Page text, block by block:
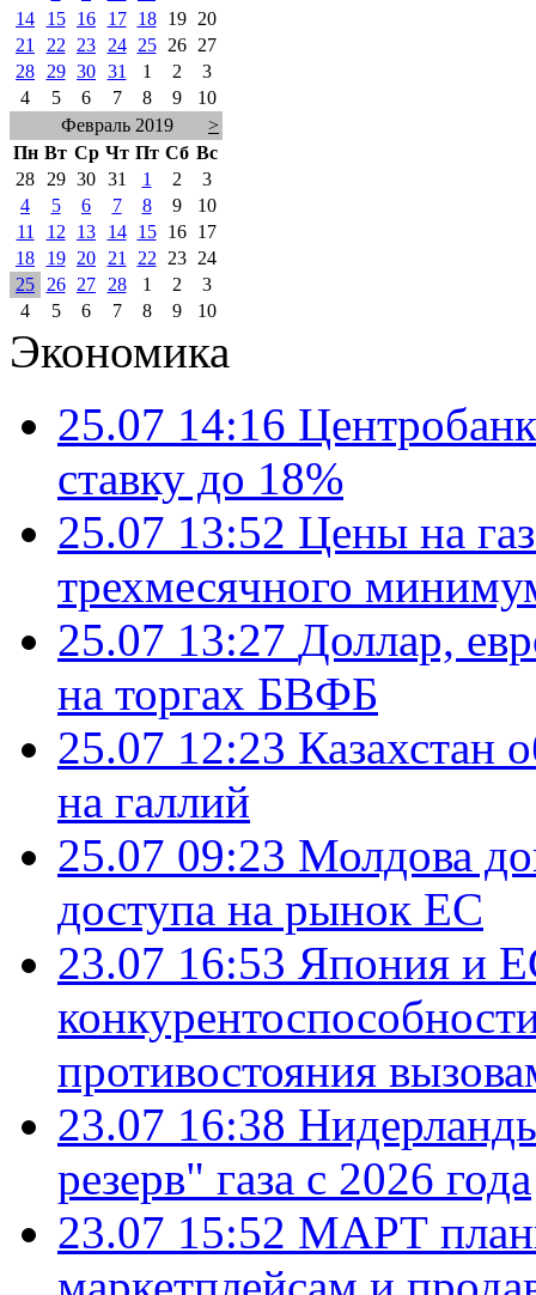
14
15 16 17 18 19
20
21
22 23 24 25 26
27
28
29 30 31 1 2
3
4
5 6 7 8 9
10
Февраль 2019
>
Пн Вт Ср Чт Пт Сб Вс
28
29 30 31 1 2
3
4
5 6 7 8 9
10
11
12 13 14 15 16
17
18
19 20 21 22 23
24
25
26 27 28 1 2
3
4
5 6 7 8 9 10
Экономика
25.07 14:16
ставку до 18%
25.07 13:52 Цены на
трехмесячного
25.07 13:27 Доллар,
на торгах БВФБ
25.07 12:23 Казахстан
на галлий
25.07 09:23 Молдова
доступа на рынок ЕС
23.07 16:53 Япония и
противостояния
23.07 16:38
резерв" газа с 2026 года
23.07 15:52 МАРТ